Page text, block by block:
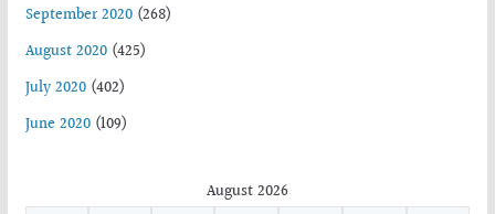
September 2020(268)
August 2020(425)
July 2020(402)
June 2020(109)
August 2026